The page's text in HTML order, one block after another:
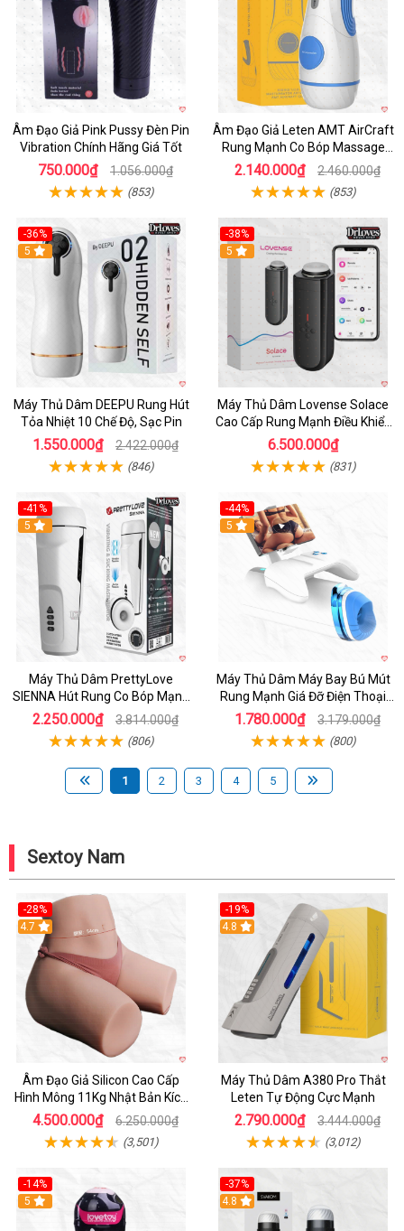
Âm Đạo Giả Pink Pussy Đèn Pin
Vibration Chính Hãng Giá Tốt
750.000₫ 1.056.000₫
(853)
Âm Đạo Giả Leten AMT AirCraft
Rung Mạnh Co Bóp Massage
Êm Ái
2.140.000₫ 2.460.000₫
(853)
-36%
Hot
5
Máy Thủ Dâm DEEPU Rung Hút
Tỏa Nhiệt 10 Chế Độ, Sạc Pin
1.550.000₫ 2.422.000₫
(846)
-38%
Hot
5
Máy Thủ Dâm Lovense Solace
Cao Cấp Rung Mạnh Điều Khiển
App
6.500.000₫
(831)
-41%
Hot
5
Máy Thủ Dâm PrettyLove
SIENNA Hút Rung Co Bóp Mạnh
Mẽ Nam
2.250.000₫ 3.814.000₫
(806)
-44%
Hot
5
Máy Thủ Dâm Máy Bay Bú Mút
Rung Mạnh Giá Đỡ Điện Thoại
Chính Hãng
1.780.000₫ 3.179.000₫
(800)
1 2 3 4 5
Sextoy Nam
-28%
4.7
Âm Đạo Giả Silicon Cao Cấp
Hình Mông 11Kg Nhật Bản Kích
Thước Như Thật
4.500.000₫ 6.250.000₫
(3,501)
-19%
Hot
4.8
Máy Thủ Dâm A380 Pro Thắt
Leten Tự Động Cực Mạnh
2.790.000₫ 3.444.000₫
(3,012)
-14%
Hot
5
-37%
4.8